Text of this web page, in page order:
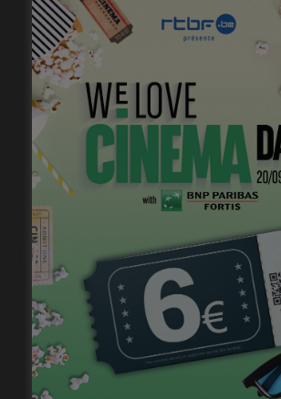
« 1985 », machine à démonter le temps
janvier 20, 2023
« Temps mort », permis de vivre
janvier 18, 2023